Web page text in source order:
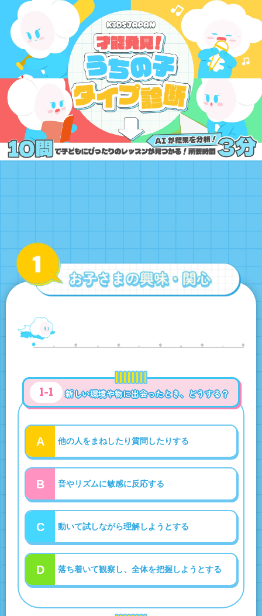
1-1 新しい環境や物に出会ったとき、どうする？
A 他の人をまねしたり質問したりする
B 音やリズムに敏感に反応する
C 動いて試しながら理解しようとする
D 落ち着いて観察し、全体を把握しようとする